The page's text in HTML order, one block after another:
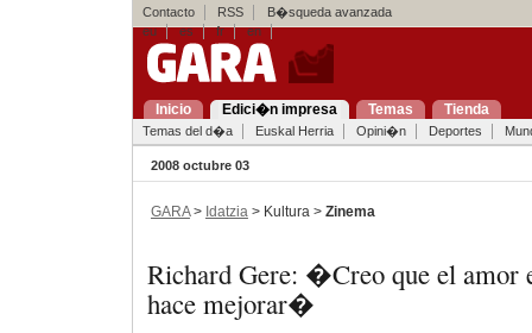
Contacto RSS
B�squeda avanzada
eu
es fr en
Inicio Edici�n impresa Temas Tienda
Temas del d�a Euskal Herria Opini�n Deportes
2008 octubre 03
GARA> Idatzia > Kultura > Zinema
Richard Gere: �Creo que el amor
hace mejorar�